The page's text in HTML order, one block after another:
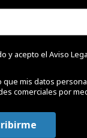
y acepto el Aviso
que mis datos
comerciales por